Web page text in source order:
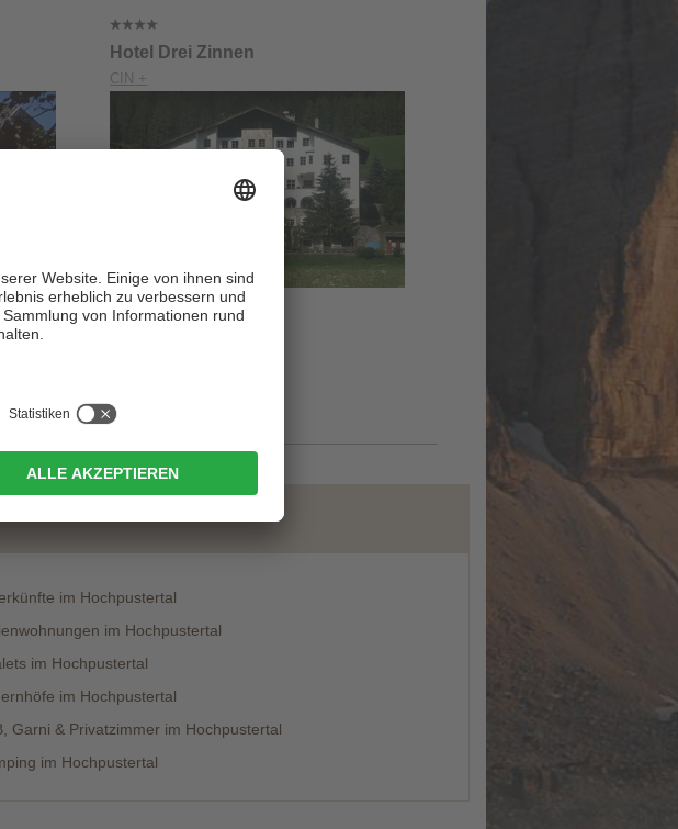
Hotel Drei Zinnen
CIN +
Sexten / Moos
im Hochpustertal
im Hochpustertal
im Hochpustertal
im Hochpustertal
Garni & Privatzimmer im Hochpustertal
im Hochpustertal